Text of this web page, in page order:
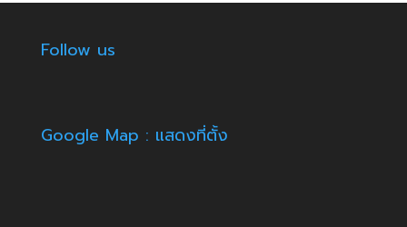
Follow us
Google Map : แสดงที่ตั้ง